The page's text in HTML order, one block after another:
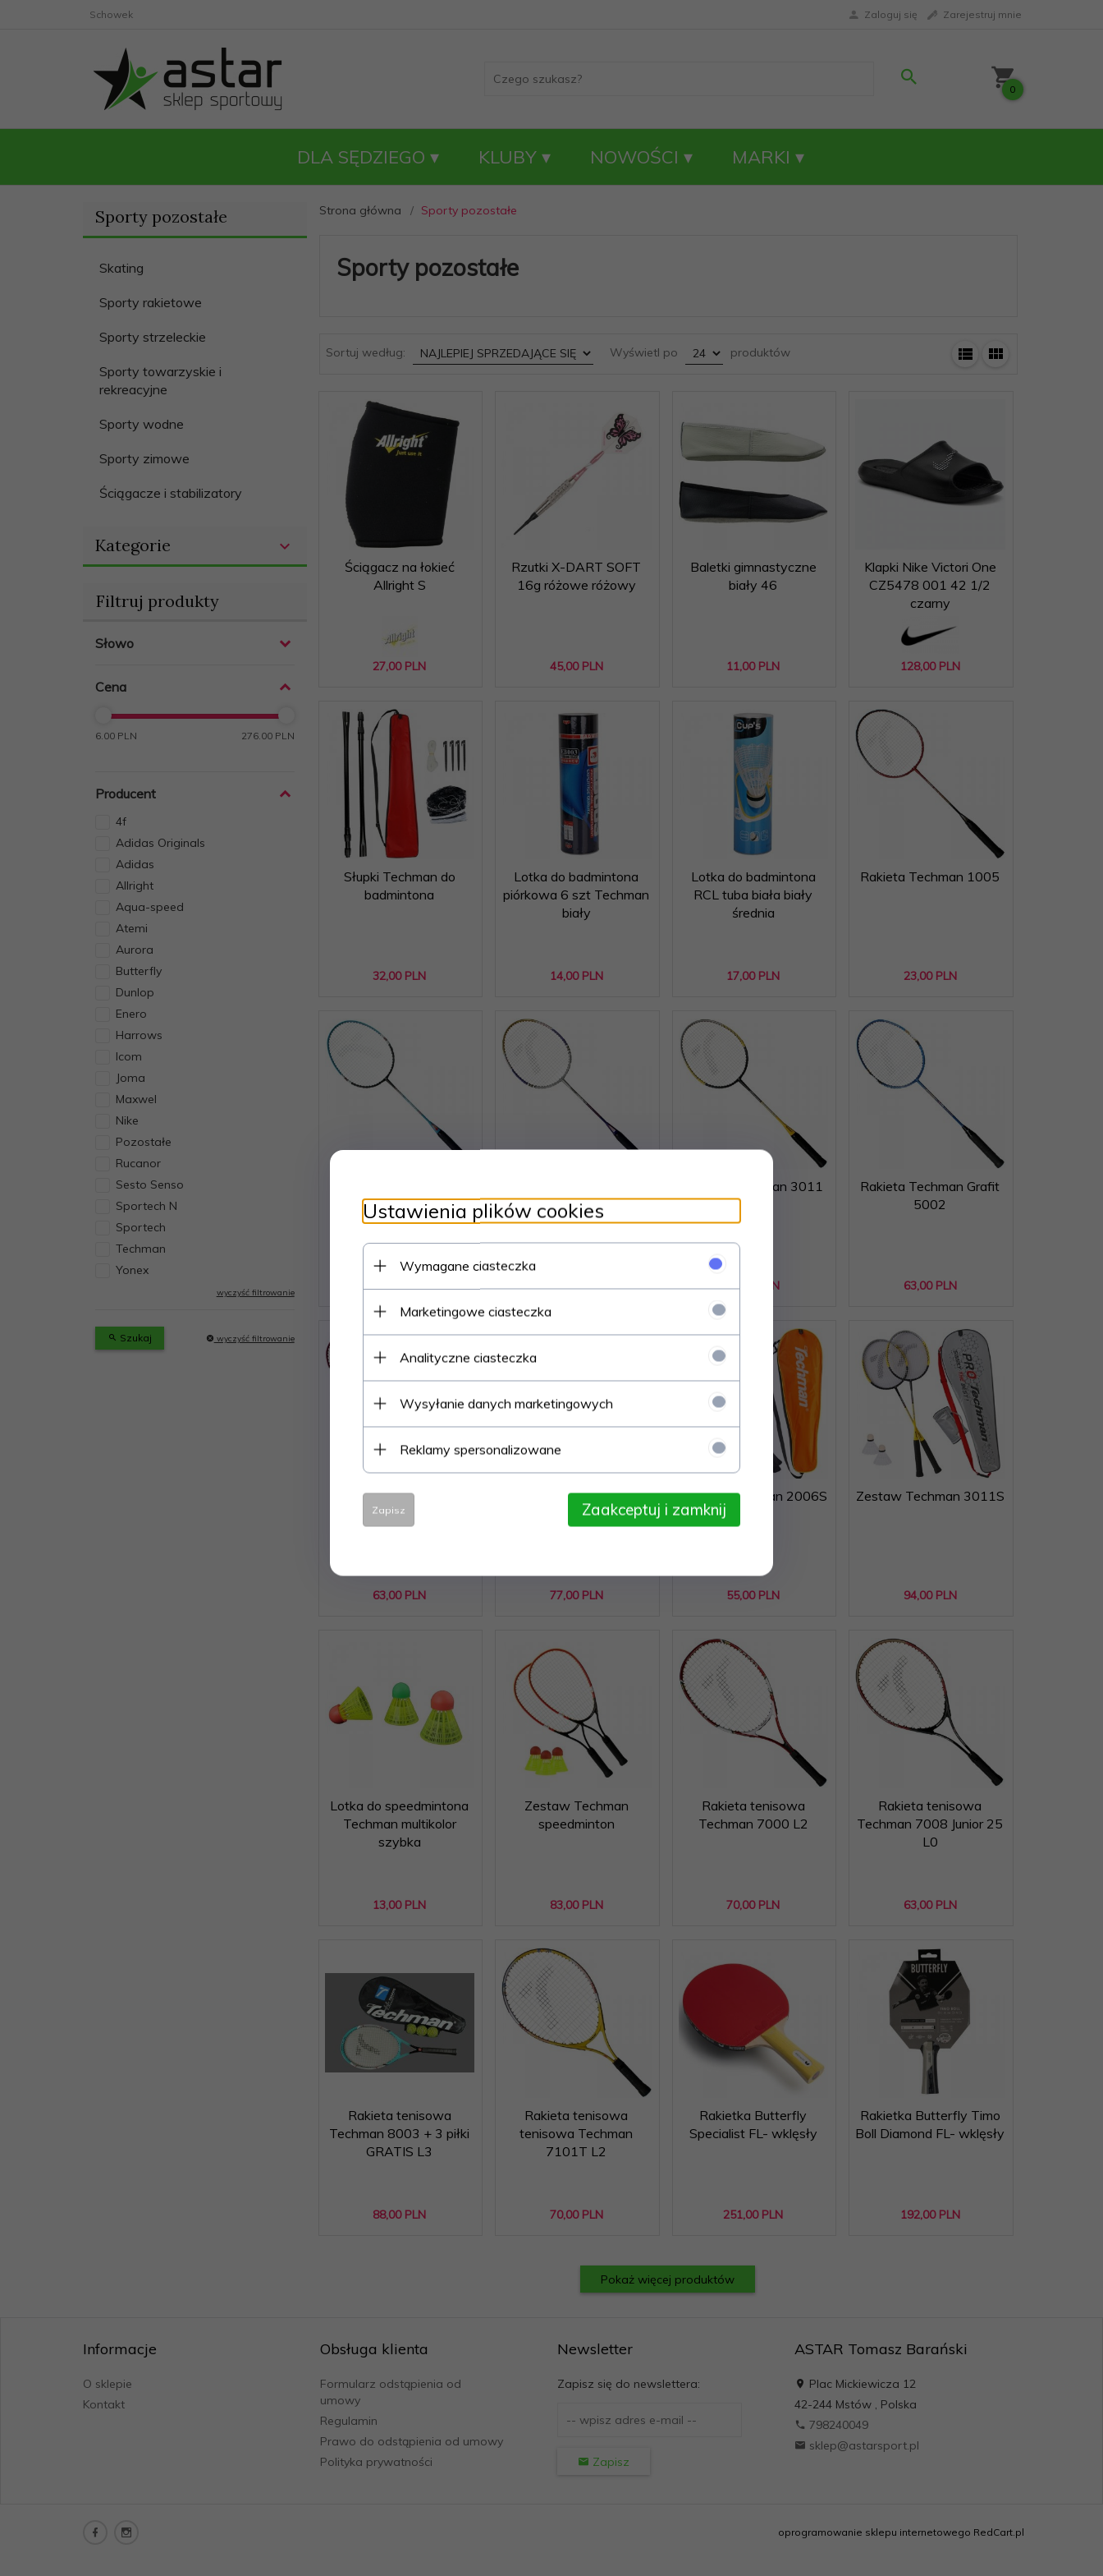
Schowek Zaloguj się Zarejestruj mnie
0
DLA SĘDZIEGO KLUBY NOWOŚCI MARKI
Sporty pozostałe
Skating
Sporty rakietowe
Sporty strzeleckie
Sporty towarzyskie i
rekreacyjne
Sporty wodne
Sporty zimowe
Ściągacze i stabilizatory
Kategorie
Filtruj produkty
Słowo
Cena
6.00 PLN 276.00 PLN
Producent
4f
Adidas Originals
Adidas
Allright
Aqua-speed
Atemi
Aurora
Butterfly
Dunlop
Enero
Harrows
Icom
Joma
Maxwel
Nike
Pozostałe
Rucanor
Sesto Senso
Sportech N
Sportech
Techman
Yonex
wyczyść filtrowanie
Szukaj wyczyść filtrowanie
Strona główna Sporty pozostałe
Sporty pozostałe
Sortuj według: sort Wyświetl po pop produktów
Ściągacz na łokieć
Allright S
27,00 PLN
Rzutki X-DART SOFT
16g różowe różowy
45,00 PLN
Baletki gimnastyczne
biały 46
11,00 PLN
Klapki Nike Victori One
CZ5478 001 42 1/2
czarny
128,00 PLN
Słupki Techman do
badmintona
32,00 PLN
Lotka do badmintona
piórkowa 6 szt Techman
biały
14,00 PLN
Lotka do badmintona
RCL tuba biała biały
średnia
17,00 PLN
Rakieta Techman 1005
23,00 PLN
45,00 PLN
Rakieta Techman 3011
45, PLN
Rakieta Techman Grafit
5002
63,00 PLN
Rakieta Techman Grafit
5006
63,00 PLN
Zestaw do badmintona
dla 4 osób + 2 lotki
77,00 PLN
Zestaw Techman 2006S
55,00 PLN
Zestaw Techman 3011S
94,00 PLN
Lotka do speedmintona
Techman multikolor
szybka
13,00 PLN
Zestaw Techman
speedminton
83,00 PLN
Rakieta tenisowa
Techman 7000 L2
70,00 PLN
Rakieta tenisowa
Techman 7008 Junior 25
L0
63,00 PLN
Rakieta tenisowa
Techman 8003 + 3 piłki
GRATIS L3
88,00 PLN
Rakieta tenisowa
tenisowa Techman
7101T L2
70,00 PLN
Rakietka Butterfly
Specialist FL- wklęsły
251,00 PLN
Rakietka Butterfly Timo
Boll Diamond FL- wklęsły
192,00 PLN
Pokaż więcej produktów
Informacje
O sklepie
Kontakt
Obsługa klienta
Formularz odstąpienia od
umowy
Regulamin
Prawo do odstąpienia od umowy
Polityka prywatności
Newsletter
Zapisz się do newslettera:
Zapisz
ASTAR Tomasz Barański
Plac Mickiewicza 12
42-244 Mstów, Polska
798240049
sklep@astarsport.pl
oprogramowanie sklepu internetowego RedCart.pl
Ustawienia plików cookies
Wymagane ciasteczka
Marketingowe ciasteczka
Analityczne ciasteczka
Wysyłanie danych marketingowych
Reklamy spersonalizowane
Zapisz Zaakceptuj i zamknij